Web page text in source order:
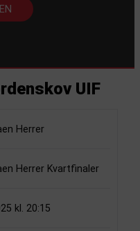
UIF
Herrer
Herrer Kvartfinaler
kl. 20:15